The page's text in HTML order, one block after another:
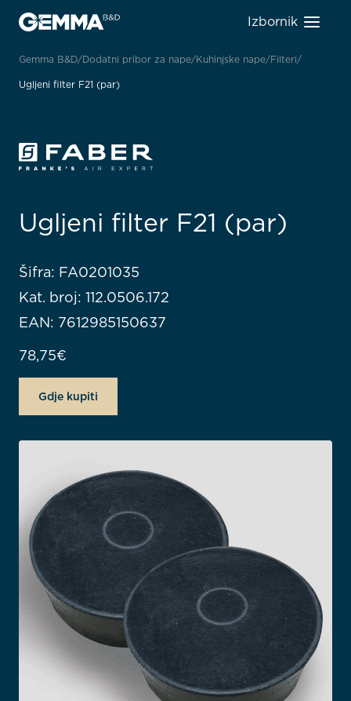
Izbornik
Gemma B&D Dodatni pribor za nape Kuhinjske nape Filteri
Ugljeni filter F21 (par)
Ugljeni filter F21 (par)
Šifra: FA0201035
Kat. broj: 112.0506.172
EAN: 7612985150637
78,75€
Gdje kupiti